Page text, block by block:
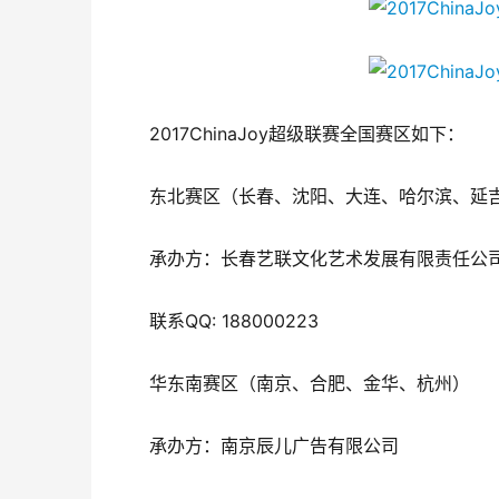
2017ChinaJoy超级联赛全国赛区如下：
东北赛区（长春、沈阳、大连、哈尔滨、延
承办方：长春艺联文化艺术发展有限责任公
联系QQ: 188000223
华东南赛区（南京、合肥、金华、杭州）
承办方：南京辰儿广告有限公司